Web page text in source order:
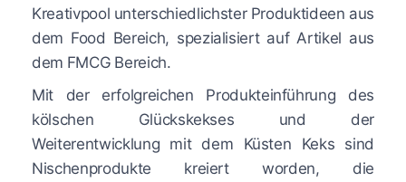
Kreativpool unterschiedlichster Produktideen aus
dem Food Bereich, spezialisiert auf Artikel aus
dem FMCG Bereich.
Mit der erfolgreichen Produkteinführung des
kölschen Glückskekses und der
Weiterentwicklung mit dem Küsten Keks sind
Nischenprodukte kreiert worden, die